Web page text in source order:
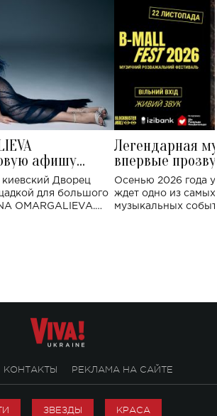
афишу
во Дворце
киевский Дворец
для большого
OMARGALIEVA.
Легендарная
впервые
Украине: где
Осенью 2026 года
ждет одно из
музыкальных
КОНТАКТЫ РЕКЛАМА НА САЙТЕ
ЗВЕЗДЫ КРАСА